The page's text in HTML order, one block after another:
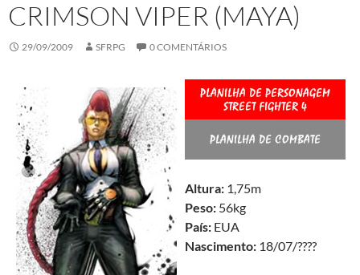
CRIMSON VIPER (MAYA)
29/09/2009 SFRPG 0 COMENTÁRIOS
Altura: 1,75m
Peso: 56kg
País: EUA
Nascimento: 18/07/????